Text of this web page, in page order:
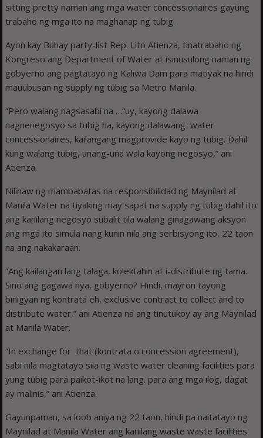
sitting pretty naman ang mga water concessionaires gayung
trabaho ng mga ito na maghanap ng tubig.
Ayon kay Buhay party-list Rep. Lito Atienza, tinatrabaho ng
Kongreso ang Department of Water at isinusulong naman ng
gobyerno ang pagtatayo ng Kaliwa Dam para matiyak na hindi
mauubusan ng supply ng tubig sa Metro Manila.
“Pero walang nagsasabi na …“uy, kayong dalawa
nagnenegosyo sa tubig ha, kayong dalawang water
concessionaires, kailangang magprovide kayo ng tubig. Dahil
kung walang tubig, unang-una wala kayong negosyo,” ani
Atienza.
Nilinaw ng mambabatas na responsibilidad ng Maynilad at
Manila Water na tiyaking may sapat na supply ng tubig dahil ito
ang kanilang negosyo subalit tila walang ginagawang aksyon
ang mga ito simula nang kunin nila ang serbisyong ito, 22 taon
na ang nakakaraan.
“Ang kailangan lang talaga, kolektahin at i-distribute ng tama.
Sino ang gagawa nya, gobyerno? Hindi, mayron tayong
binigyan ng kontrata eh, exclusive contract to collect and to
distribute water,” ani Atienza na ang tinutukoy ay ang Maynilad
at Manila Water.
“In exchange for that (kontrata o concession agreement),
sabi nila magtatayo sila ng waste water cleaning facilities para
yung tubig para paikot-ikot na lang. para ang mga ilog, dagat
ay malinis,” ani Atienza.
Gayunpaman, sa loob aniya ng 22 taon, hindi pa naitatayo ng
Maynilad at Manila Water ang kanilang waste waste facilities